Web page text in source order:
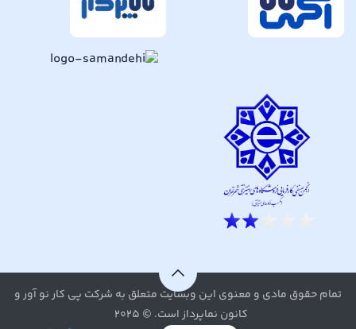
تمام حقوق مادی و معنوی این وبسایت متعلق به شرکت پی کار نو آور و
کانون نماپرداز است. © ۲۰۲۵